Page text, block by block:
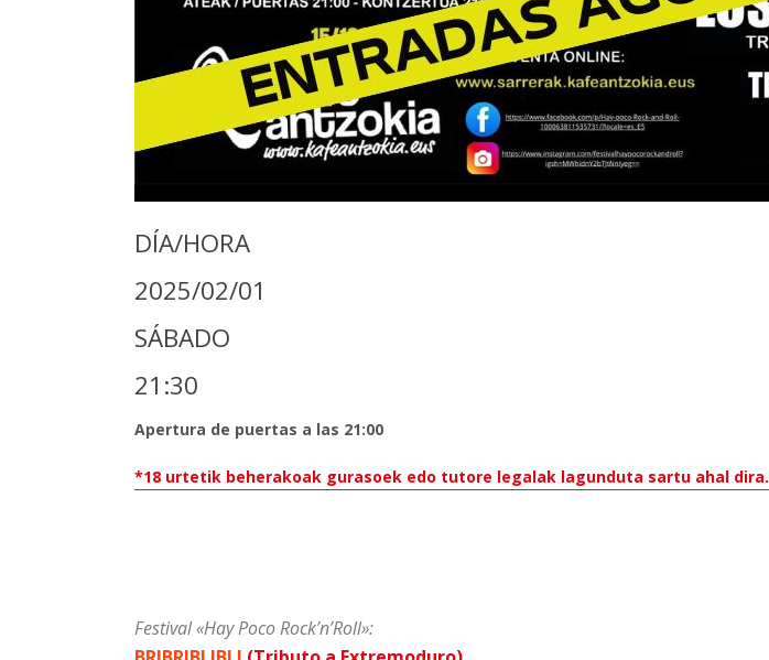
DÍA/HORA
2025/02/01
SÁBADO
21:30
Apertura de puertas a las 21:00
*18 urtetik beherakoak gurasoek edo tutore legalak lagunduta sartu ahal dira.
Festival «Hay Poco Rock’n’Roll»: